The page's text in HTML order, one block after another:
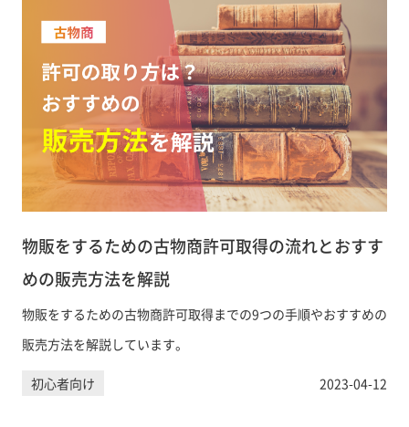
物販をするための古物商許可取得の流れとおすす
めの販売方法を解説
物販をするための古物商許可取得までの9つの手順やおすすめの
販売方法を解説しています。
初心者向け 2023-04-12